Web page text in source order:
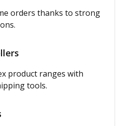
orders thanks to strong
product ranges with
tools.